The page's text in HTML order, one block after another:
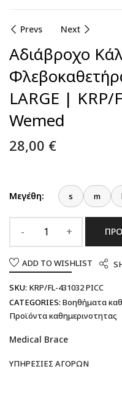
Prevs Next
Αδιάβροχο
LARGE | KRP/
Wemed
28,00 €
Μεγέθη: s m
ADD TO WISHLIST
SKU: KRP/FL-431032 PICC
CATEGORIES: Βοηθήματα
Προϊόντα καθημερινοτητας
Medical Brace
ΥΠΗΡΕΣΊΕΣ ΑΓΟΡΏΝ